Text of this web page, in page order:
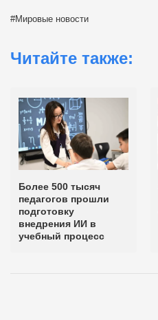
Мировые новости
Читайте также:
Более 500 тысяч
педагогов прошли
подготовку
внедрения ИИ в
учебный процесс